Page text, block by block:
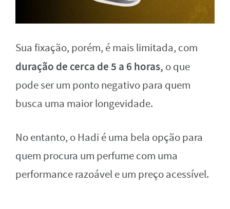
Sua fixação, porém, é mais limitada, com
duração de cerca de 5 a 6 horas, o que
pode ser um ponto negativo para quem
busca uma maior longevidade.
No entanto, o Hadi é uma bela opção para
quem procura um perfume com uma
performance razoável e um preço acessível.